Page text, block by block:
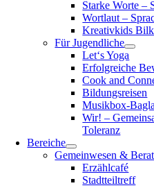
Starke Worte –
Wortlaut –
Kreativkids Bilk
Für Jugendliche
Let‘s Yoga
Erfolgreiche
Cook and
Bildungsreisen
Musikbox-
Wir! –
Toleranz
Bereiche
Gemeinwesen &
Erzählcafé
Stadtteiltreff